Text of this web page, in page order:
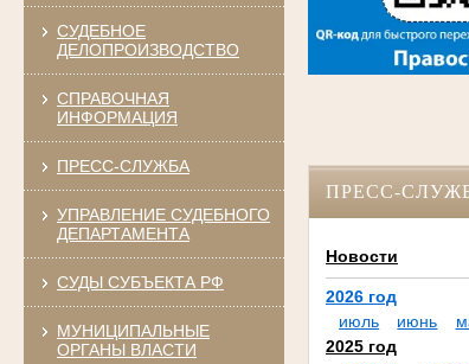
СУДЕБНОЕ
ДЕЛОПРОИЗВОДСТВО
СПРАВОЧНАЯ
ИНФОРМАЦИЯ
ПРЕСС-СЛУЖБА
УПРАВЛЕНИЕ СУДЕБНОГО
ДЕПАРТАМЕНТА
СУДЫ СУБЪЕКТА РФ
МУНИЦИПАЛЬНЫЕ
ОРГАНЫ ВЛАСТИ
ПРЕСС-
Новости
2026 год
июль
июнь
2025 год